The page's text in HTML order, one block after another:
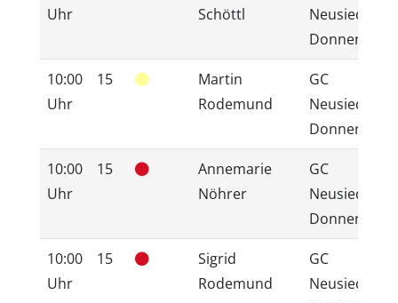
Uhr
Schöttl
10:00
Uhr
15
Martin
Rodemund
GC
10:00
Uhr
15
Annemarie
Nöhrer
GC
10:00
Uhr
15
Sigrid
Rodemund
GC